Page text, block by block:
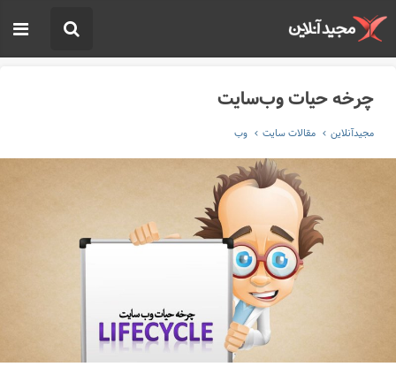
چرخه حیات وب‌سایت
مجیدآنلاین مقالات سایت وب